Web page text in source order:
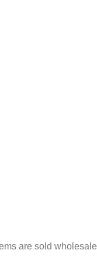
are sold wholesale